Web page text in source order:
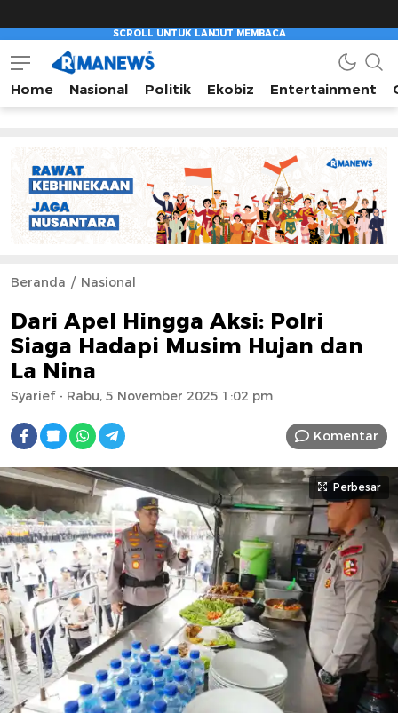
Home Nasional Politik Ekobiz Entertainment
Beranda Nasional
Dari Apel Hingga Aksi: Polri
Siaga Hadapi Musim Hujan dan
La Nina
Syarief- Rabu, 5 November 2025 1:02 pm
Komentar
Perbesar